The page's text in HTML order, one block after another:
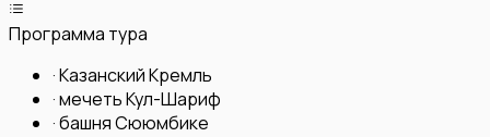
Программа тура
·Казанский Кремль
·мечеть Кул-Шариф
·башня Сююмбике